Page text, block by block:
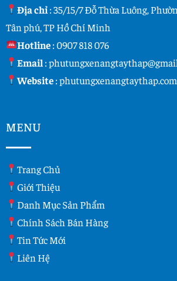
Địa chỉ: 35/15/7 Đỗ Thừa Luông,
Tân phú, TP Hồ Chí Minh
Hotline:0907 818 076
Email :
Website:phutungxenangtaythap.com
MENU
Trang Chủ
Giới Thiệu
Danh Mục Sản Phẩm
Chính Sách Bán Hàng
Tin Tức Mới
Liên Hệ